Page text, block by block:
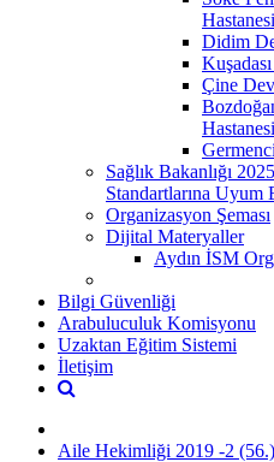
Hastanesi
Didim
Çine
Hastanesi
Sağlık Bakanlığı
Standartlarına Uyum
Organizasyon Şeması
Dijital Materyaller
Aydın İSM
Bilgi Güvenliği
Arabuluculuk Komisyonu
Uzaktan Eğitim Sistemi
İletişim
Aile Hekimliği 2019 -2